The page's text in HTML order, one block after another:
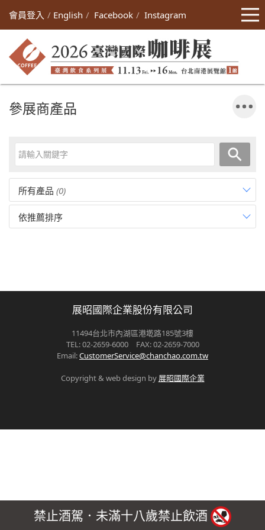
會員登入 English Facebook Instagram
參展商產品
所有產品 (0)
依推薦排序
展昭國際企業股份有限公司
11494台北市內湖區港墘路185號3樓
TEL: 02-2659-6000 FAX: 02-2659-7000
Email:CustomerService@chanchao.com.tw
Copyright & web design by 展昭國際企業
禁止酒駕．未滿十八歲禁止飲酒